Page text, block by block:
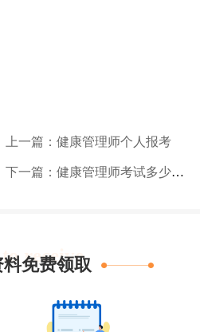
上一篇：健康管理师个人报考
下一篇：健康管理师考试多少分合格
免费领取
receive